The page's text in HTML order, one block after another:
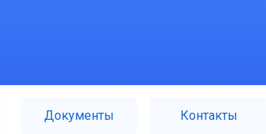
Документы Контакты